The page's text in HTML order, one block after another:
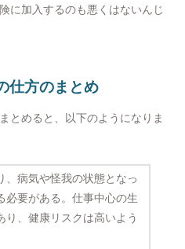
に加入するのも悪くはないんじ
仕方のまとめ
とめると、以下のようになりま
、病気や怪我の状態となっ
必要がある。仕事中心の生
り、健康リスクは高いよう